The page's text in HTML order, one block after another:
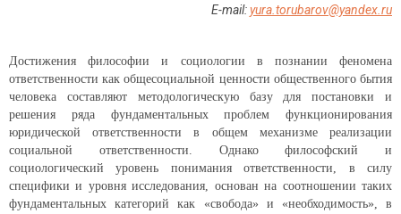
E-mail:yura.torubarov@yandex.ru
Достижения философии и социологии в познании феномена
ответственности как общесоциальной ценности общественного бытия
человека составляют методологическую базу для постановки и
решения ряда фундаментальных проблем функционирования
юридической ответственности в общем механизме реализации
социальной ответственности. Однако философский и
социологический уровень понимания ответственности, в силу
специфики и уровня исследования, основан на соотношении таких
фундаментальных категорий как «свобода» и «необходимость», в